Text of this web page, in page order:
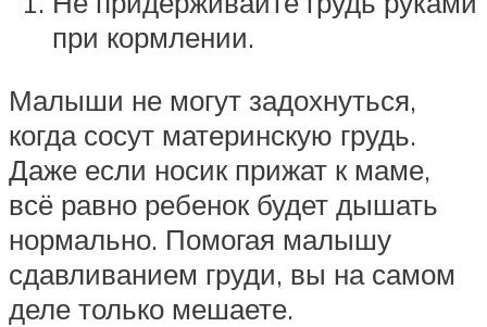
при кормлении.
Малыши не могут задохнуться,
когда сосут материнскую грудь.
Даже если носик прижат к маме,
всё равно ребенок будет дышать
нормально. Помогая малышу
сдавливанием груди, вы на самом
деле только мешаете.